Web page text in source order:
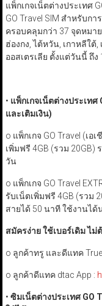
แพ็กเกจเน็ตต่างประเทศ
GO Travel SIM สำหรับก
ครอบคลุมกว่า 37 จุดหมา
ฮ่องกง, ไต้หวัน, เกาหลีใต้
ออสเตรเลีย ตั้งแต่วันนี้ ถึ
• แพ็กเกจเน็ตต่างประเทศ
และเติมเงิน)
o แพ็กเกจ GO Travel (เอ
เพิ่มฟรี 4GB (รวม 20GB)
วัน
o แพ็กเกจ GO Travel
รับเน็ตเพิ่มฟรี 4GB (รวม
สายได้ 50 นาที ใช้งานได้
สมัครง่าย ใช้เบอร์เดิม ไ
o ลูกค้าทรู และดีแทค True
o ลูกค้าดีแทค dtac App :
• ซิมเน็ตต่างประเทศ GO